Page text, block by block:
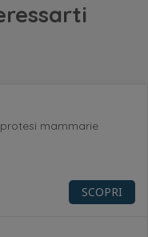
mammarie
SCOPRI